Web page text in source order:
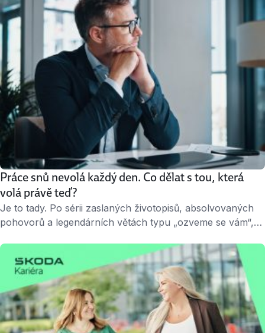
Jedním z nejlepších míst, kde začít, je pracovní …
Práce snů nevolá každý den. Co dělat s tou, která
volá právě teď?
Je to tady. Po sérii zaslaných životopisů, absolvovaných
pohovorů a legendárních větách typu „ozveme se vám“,
práce nebyla zrovna mezi vašimi favority. Máte kývnout,
nebo čekat na lepší nabídku? Plat by mohl být o něco
vyšší. Nebo je kancelář dost z ruky. Případně vás zarazí
náplň práce, …